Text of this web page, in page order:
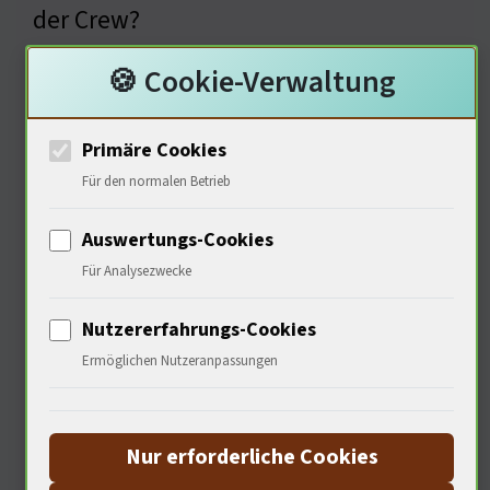
der Crew?
Soziale Dynamiken an Bord
Charakter der Menschen. Coville und
🍪 Cookie-Verwaltung
Primäre Cookies
Für den normalen Betrieb
Auswertungs-Cookies
Für Analysezwecke
Nutzererfahrungs-Cookies
Ermöglichen Nutzeranpassungen
Nur erforderliche Cookies